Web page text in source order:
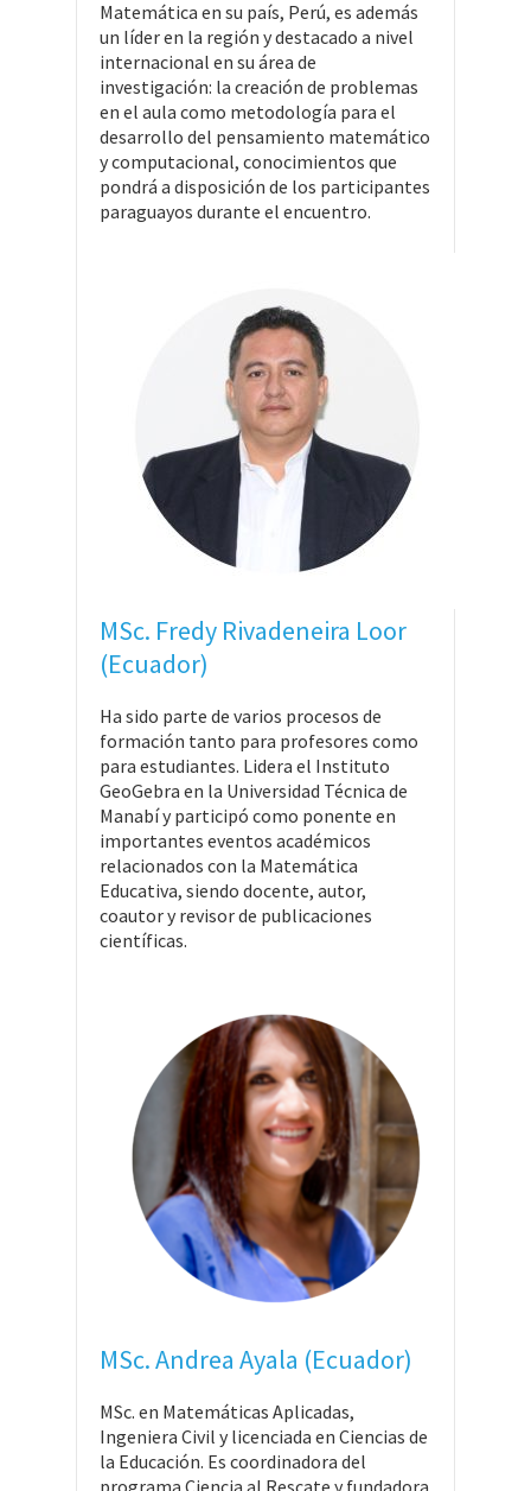
Matemática en su país, Perú, es además
un líder en la región y destacado a nivel
internacional en su área de
investigación: la creación de problemas
en el aula como metodología para el
desarrollo del pensamiento matemático
y computacional, conocimientos que
pondrá a disposición de los participantes
paraguayos durante el encuentro.
MSc. Fredy Rivadeneira Loor
(Ecuador)
Ha sido parte de varios procesos de
formación tanto para profesores como
para estudiantes. Lidera el Instituto
GeoGebra en la Universidad Técnica de
Manabí y participó como ponente en
importantes eventos académicos
relacionados con la Matemática
Educativa, siendo docente, autor,
coautor y revisor de publicaciones
científicas.
MSc. Andrea Ayala (Ecuador)
MSc. en Matemáticas Aplicadas,
Ingeniera Civil y licenciada en Ciencias de
la Educación. Es coordinadora del
programa Ciencia al Rescate y fundadora